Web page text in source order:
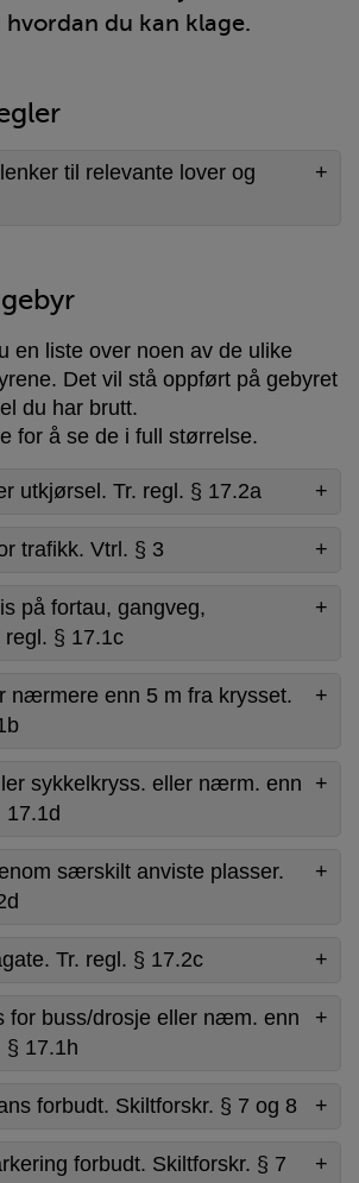
du kan klage.
til relevante lover og
en liste over noen av de ulike
Det vil stå oppført på gebyret
du har brutt.
for å se de i full størrelse.
utkjørsel. Tr. regl. § 17.2a
trafikk. Vtrl. § 3
på fortau, gangveg,
regl. § 17.1c
nærmere enn 5 m fra krysset.
sykkelkryss. eller nærm. enn
17.1d
særskilt anviste plasser.
Tr. regl. § 17.2c
for buss/drosje eller næm. enn
§ 17.1h
forbudt. Skiltforskr. § 7 og 8
forbudt. Skiltforskr. § 7